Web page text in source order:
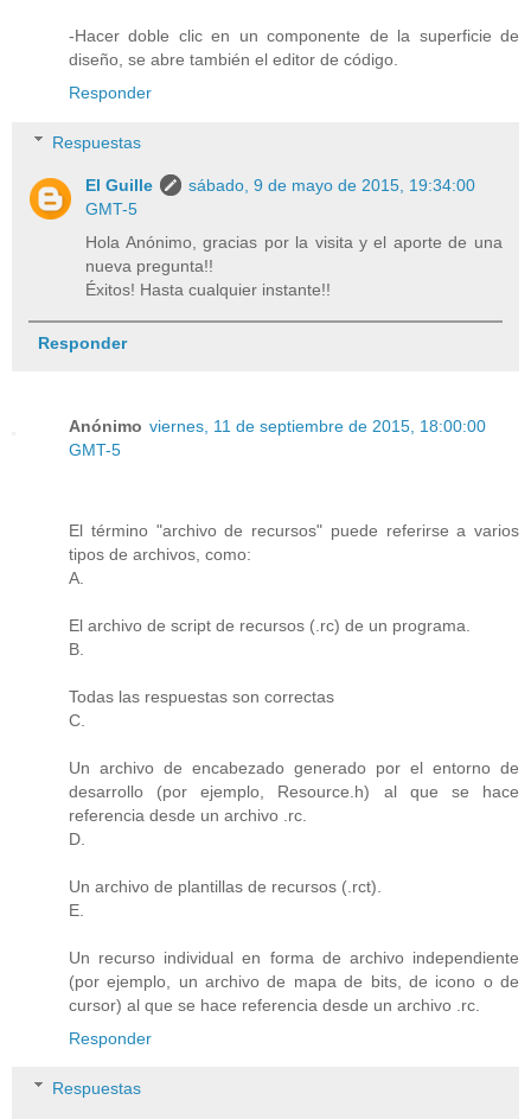
-Hacer doble clic en un componente de la superficie de
diseño, se abre también el editor de código.
Responder
Respuestas
El Guille
sábado, 9 de mayo de 2015, 19:34:00
GMT-5
Hola Anónimo, gracias por la visita y el aporte de una
nueva pregunta!!
Éxitos! Hasta cualquier instante!!
Responder
Anónimo viernes, 11 de septiembre de 2015, 18:00:00
GMT-5
El término "archivo de recursos" puede referirse a varios
tipos de archivos, como:
A.
El archivo de script de recursos (.rc) de un programa.
B.
Todas las respuestas son correctas
C.
Un archivo de encabezado generado por el entorno de
desarrollo (por ejemplo, Resource.h) al que se hace
referencia desde un archivo .rc.
D.
Un archivo de plantillas de recursos (.rct).
E.
Un recurso individual en forma de archivo independiente
(por ejemplo, un archivo de mapa de bits, de icono o de
cursor) al que se hace referencia desde un archivo .rc.
Responder
Respuestas